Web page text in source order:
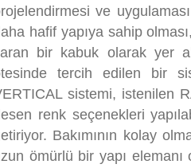
ve
hafif yapıya sahip
bir kabuk olarak yer
tercih edilen bir
sistemi, istenilen
renk seçenekleri
Bakımının kolay
ömürlü bir yapı